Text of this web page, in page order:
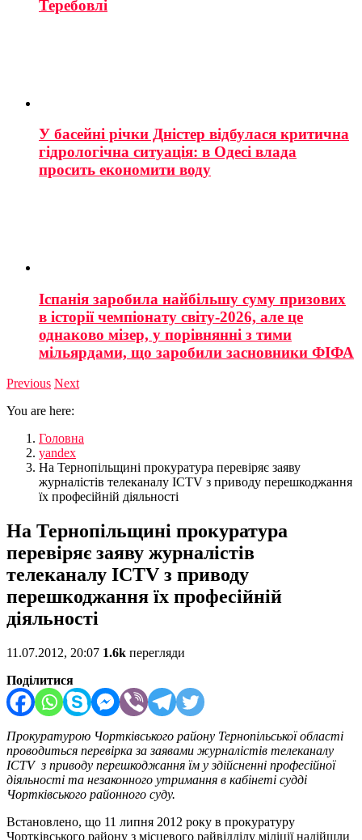
Теребовлі
У басейні річки Дністер відбулася критична
гідрологічна ситуація: в Одесі влада
просить економити воду
Іспанія заробила найбільшу суму призових
в історії чемпіонату світу-2026, але це
однаково мізер, у порівнянні з тими
мільярдами, що заробили засновники ФІФА
Previous Next
You are here:
Головна
yandex
На Тернопільщині прокуратура перевіряє заяву
журналістів телеканалу ICTV з приводу перешкоджання
їх професійній діяльності
На Тернопільщині прокуратура
перевіряє заяву журналістів
телеканалу ICTV з приводу
перешкоджання їх професійній
діяльності
11.07.2012, 20:07 1.6k перегляди
Поділитися
Прокуратурою Чортківського району Тернопільської області
проводиться перевірка за заявами журналістів телеканалу
ICTV з приводу перешкоджання їм у здійсненні професійної
діяльності та незаконного утримання в кабінеті судді
Чортківського районного суду.
Встановлено, що 11 липня 2012 року в прокуратуру
Чортківського району з місцевого райвідділу міліції надійшли